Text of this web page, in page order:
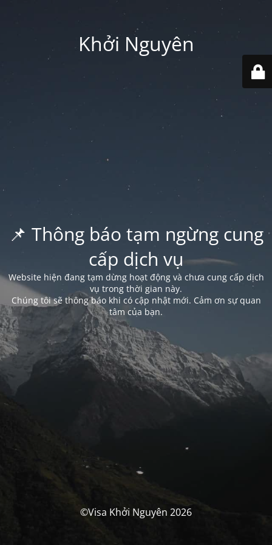
Khởi Nguyên
📌 Thông báo tạm ngừng cung
cấp dịch vụ
Website hiện đang tạm dừng hoạt động và chưa cung cấp dịch
vụ trong thời gian này.
Chúng tôi sẽ thông báo khi có cập nhật mới. Cảm ơn sự quan
tâm của bạn.
©Visa Khởi Nguyên 2026